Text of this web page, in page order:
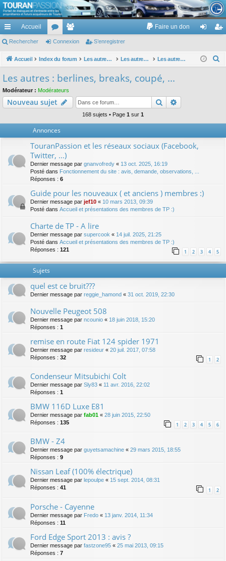
TouranPassion
Le forum des propriétaires ou futurs acquéreurs du Volkswagen Touran
cc
ès
pi
de
Accueil
or
u
e
m
Faire un don
ne nr
Rechercher Connexion S’enregistrer
Accueil Index du forum Les autres voitures et ce qui touche à la voiture Les autres modèles hors VW : concessions, modèles, achat, prix et remise ... Les autres : berlines, breaks, coupé, ...
c
Les autres : berlines, breaks, coupé, ...
Modérateur : Modérateurs
Nouveau sujet Rechercher
168 sujets • Page 1 sur 1
Annonces
TouranPassion et les réseaux sociaux (Facebook,
Twitter, ...)
Dernier message par gnanvofredy « 13 oct. 2025, 16:19
Posté dans Fonctionnement du site : avis, demande, observations, ...
Réponses : 6
Guide pour les nouveaux ( et anciens ) membres :)
Dernier message par jef10 « 10 mars 2013, 09:39
Posté dans Accueil et présentations des membres de TP :)
Charte de TP - A lire
Dernier message par supercook « 14 juil. 2025, 21:25
Posté dans Accueil et présentations des membres de TP :)
Réponses : 121 1 2 3 4 5
Sujets
quel est ce bruit???
Dernier message par reggie_hamond « 31 oct. 2019, 22:30
Nouvelle Peugeot 508
Dernier message par ncounio « 18 juin 2018, 15:20
Réponses : 1
remise en route Fiat 124 spider 1971
Dernier message par resideur « 20 juil. 2017, 07:58
Réponses : 32 1 2
Condenseur Mitsubichi Colt
Dernier message par Sly83 « 11 avr. 2016, 22:02
Réponses : 1
BMW 116D Luxe E81
Dernier message par fab01 « 28 juin 2015, 22:50
Réponses : 135 1 2 3 4 5 6
BMW - Z4
Dernier message par guyetsamachine « 29 mars 2015, 18:55
Réponses : 9
Nissan Leaf (100% électrique)
Dernier message par lepoulpe « 15 sept. 2014, 08:31
Réponses : 41 1 2
Porsche - Cayenne
Dernier message par Fredo « 13 janv. 2014, 11:34
Réponses : 11
Ford Edge Sport 2013 : avis ?
Dernier message par fastzone95 « 25 mai 2013, 09:15
Réponses : 7